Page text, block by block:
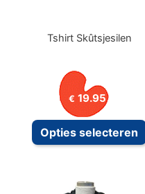
Tshirt Skûtsjesilen
€ 19.95
Opties selecteren